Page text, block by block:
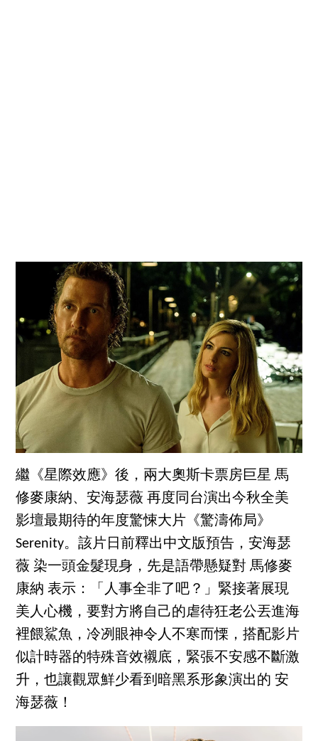
繼《星際效應》後，兩大奧斯卡票房巨星 馬
修麥康納、安海瑟薇 再度同台演出今秋全美
影壇最期待的年度驚悚大片《驚濤佈局》
Serenity。該片日前釋出中文版預告，安海瑟
薇 染一頭金髮現身，先是語帶懸疑對 馬修麥
康納 表示：「人事全非了吧？」緊接著展現
美人心機，要對方將自己的虐待狂老公丟進海
裡餵鯊魚，冷冽眼神令人不寒而慄，搭配影片
似計時器的特殊音效襯底，緊張不安感不斷激
升，也讓觀眾鮮少看到暗黑系形象演出的 安
海瑟薇！